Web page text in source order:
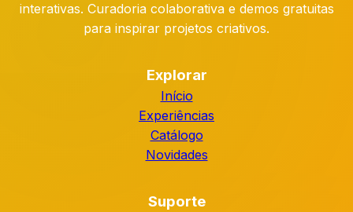
interativas. Curadoria colaborativa e demos gratuitas
para inspirar projetos criativos.
Explorar
Início
Experiências
Catálogo
Novidades
Suporte